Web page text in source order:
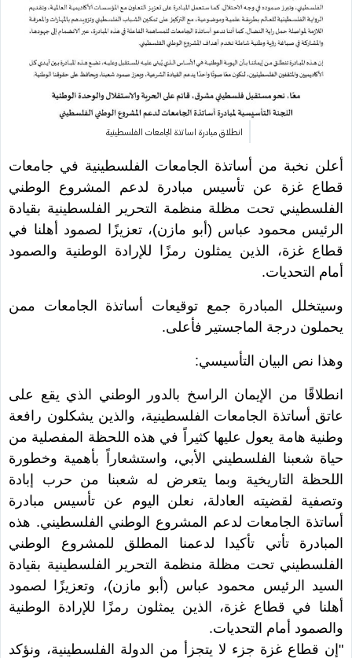
انطلاق مبادرة اساتذة الجامعات الفلسطينية
أعلن نخبة من أساتذة الجامعات الفلسطينية في جامعات
قطاع غزة عن تأسيس مبادرة لدعم المشروع الوطني
الفلسطيني تحت مظلة منظمة التحرير الفلسطينية بقيادة
الرئيس محمود عباس (أبو مازن)، تعزيزًا لصمود أهلنا في
قطاع غزة، الذين يمثلون رمزًا للإرادة الوطنية والصمود
أمام التحديات.
وسيتخلل المبادرة جمع توقيعات أساتذة الجامعات ممن
يحملون درجة الماجستير فأعلى.
وهذا نص البيان التأسيسي:
انطلاقًا من الإيمان الراسخ بالدور الوطني الذي يقع على
عاتق أساتذة الجامعات الفلسطينية، والذين يشكلون رافعة
وطنية هامة يعول عليها كثيراً في هذه اللحظة المفصلية من
حياة شعبنا الفلسطيني الأبي، واستشعاراً بأهمية وخطورة
اللحظة التاريخية وبما يتعرض له شعبنا من حرب إبادة
وتصفية لقضيته العادلة، نعلن اليوم عن تأسيس مبادرة
أساتذة الجامعات لدعم المشروع الوطني الفلسطيني. هذه
المبادرة تأتي تأكيدا لدعمنا المطلق للمشروع الوطني
الفلسطيني تحت مظلة منظمة التحرير الفلسطينية بقيادة
السيد الرئيس محمود عباس (أبو مازن)، وتعزيزًا لصمود
أهلنا في قطاع غزة، الذين يمثلون رمزًا للإرادة الوطنية
والصمود أمام التحديات.
"إن قطاع غزة جزء لا يتجزأ من الدولة الفلسطينية، ونؤكد